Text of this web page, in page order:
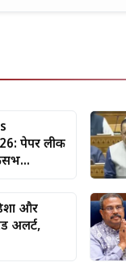
पेपर लीक
और
अलर्ट,